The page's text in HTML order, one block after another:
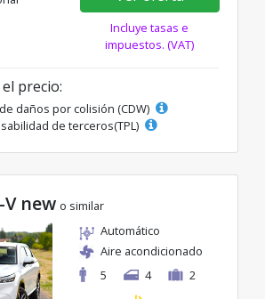
Incluye tasas e
impuestos. (VAT)
precio:
daños por colisión (CDW)
de terceros(TPL)
V new o similar
Automático
Aire acondicionado
5
4 2